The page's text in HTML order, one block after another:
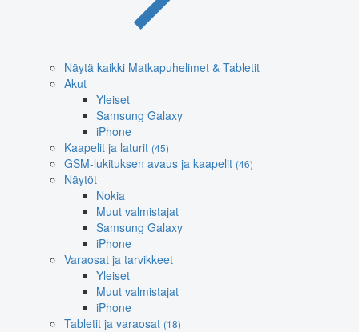
Näytä kaikki Matkapuhelimet & Tabletit
Akut
Yleiset
Samsung Galaxy
iPhone
Kaapelit ja laturit (45)
GSM-lukituksen avaus ja kaapelit (46)
Näytöt
Nokia
Muut valmistajat
Samsung Galaxy
iPhone
Varaosat ja tarvikkeet
Yleiset
Muut valmistajat
iPhone
Tabletit ja varaosat (18)